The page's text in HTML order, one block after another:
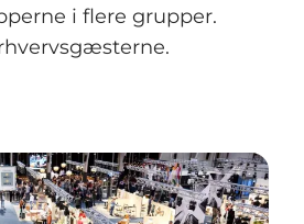
i flere grupper.